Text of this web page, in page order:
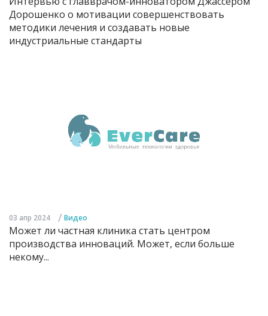
Дорошенко о мотивации совершенствовать
методики лечения и создавать новые
индустриальные стандарты
03 апр 2024 / Видео
Может ли частная клиника стать центром
производства инноваций. Может, если больше
некому...